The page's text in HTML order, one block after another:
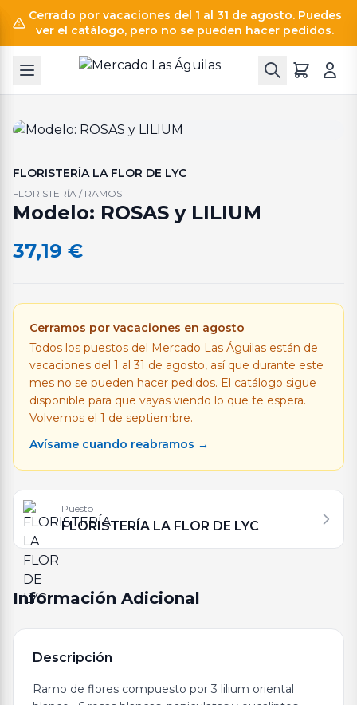
Cerrado por vacaciones del 1 al 31 de agosto. Puedes
ver el catálogo, pero no se pueden hacer pedidos.
FLORISTERÍA LA FLOR DE LYC
FLORISTERÍA / RAMOS
Modelo: ROSAS y LILIUM
37,19 €
Cerramos por vacaciones en agosto
Todos los puestos del Mercado Las Águilas están de
vacaciones del 1 al 31 de agosto, así que durante este
mes no se pueden hacer pedidos. El catálogo sigue
disponible para que vayas viendo lo que te espera.
Volvemos el 1 de septiembre.
Avísame cuando reabramos →
Puesto
FLORISTERÍA LA FLOR DE LYC
Información Adicional
Descripción
Ramo de flores compuesto por 3 lilium oriental